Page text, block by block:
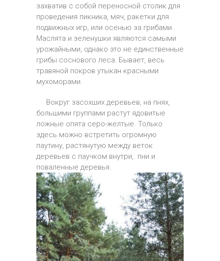
захватив с собой переносной столик для
проведения пикника, мяч, ракетки для
подвижных игр, или осенью за грибами.
Маслята и зеленушки являются самыми
урожайными, однако это не единственные
грибы соснового леса. Бывает, весь
травяной покров утыкан красными
мухоморами.
Вокруг засохших деревьев, на пнях,
большими группами растут ядовитые
ложные опята серо-желтые. Только
здесь можно встретить огромную
паутину, растянутую между веток
деревьев с паучком внутри, пни и
поваленные деревья.